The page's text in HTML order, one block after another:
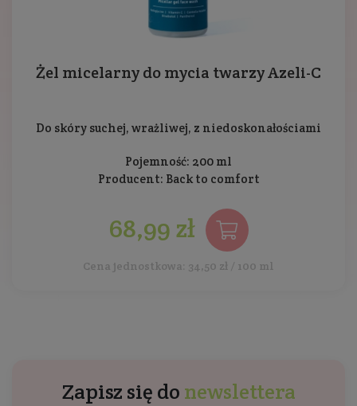
Żel micelarny do mycia twarzy Azeli-C
Do skóry suchej, wrażliwej, z niedoskonałościami
Pojemność: 200 ml
Producent: Back to comfort
68,99 zł
Cena jednostkowa: 34,50 zł / 100 ml
Zapisz się do newslettera